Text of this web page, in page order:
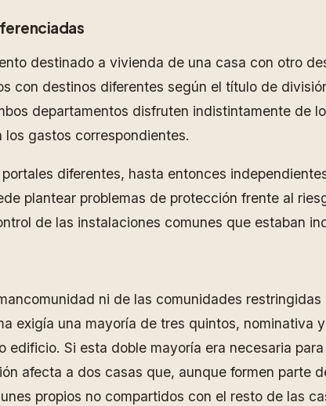
destinado a vivienda de una casa con otro
con destinos diferentes según el título de
departamentos disfruten indistintamente de
gastos correspondientes.
diferentes, hasta entonces
plantear problemas de protección frente al
de las instalaciones comunes que estaban
ni de las comunidades
exigía una mayoría de tres quintos,
Si esta doble mayoría era necesaria
afecta a dos casas que, aunque formen parte
propios no compartidos con el resto de las